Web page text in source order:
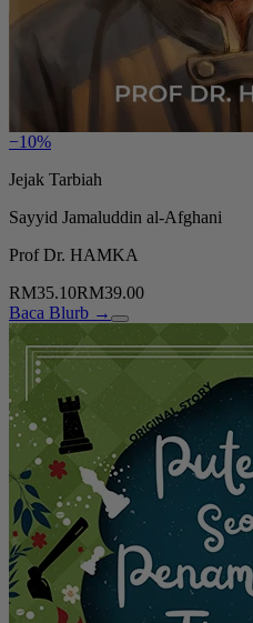
−10%
Jejak Tarbiah
Sayyid Jamaluddin al-Afghani
Prof Dr. HAMKA
RM35.10RM39.00
Baca Blurb →